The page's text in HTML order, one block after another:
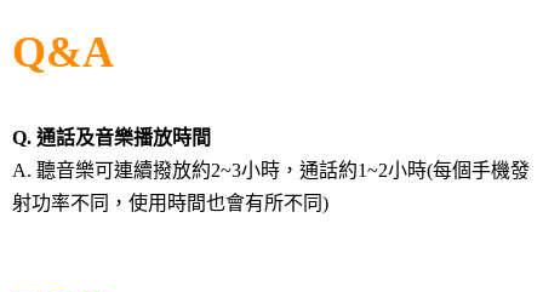
Q&A
Q. 通話及音樂播放時間
A. 聽音樂可連續撥放約2~3小時，通話約1~2小時(每個手機發
射功率不同，使用時間也會有所不同)